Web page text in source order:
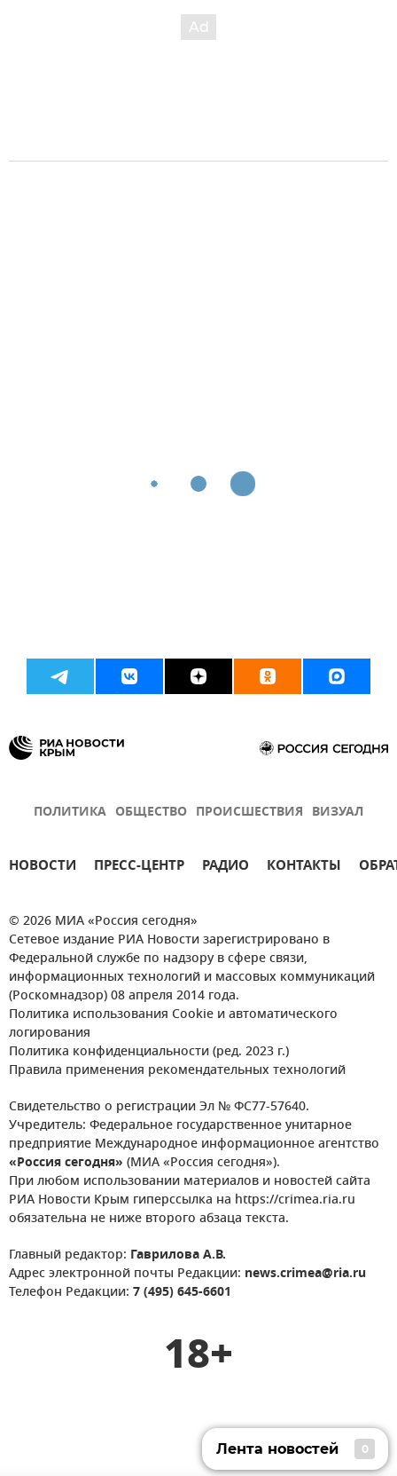
ПОЛИТИКА ОБЩЕСТВО ПРОИСШЕСТВИЯ ВИЗУАЛ
НОВОСТИ ПРЕСС-ЦЕНТР РАДИО КОНТАКТЫ
© 2026 МИА «Россия сегодня»
Сетевое издание РИА Новости зарегистрировано в
Федеральной службе по надзору в сфере связи,
информационных технологий и массовых коммуникаций
(Роскомнадзор) 08 апреля 2014 года.
Политика использования Cookie и автоматического
логирования
Политика конфиденциальности (ред. 2023 г.)
Правила применения рекомендательных технологий
Свидетельство о регистрации Эл № ФС77-57640.
Учредитель: Федеральное государственное унитарное
предприятие Международное информационное агентство
«Россия сегодня» (МИА «Россия сегодня»).
При любом использовании материалов и новостей сайта
РИА Новости Крым гиперссылка на https://crimea.ria.ru
обязательна не ниже второго абзаца текста.
Главный редактор: Гаврилова А.В.
Адрес электронной почты Редакции: news.crimea@ria.ru
Телефон Редакции: 7 (495) 645-6601
18+
Лента новостей 0